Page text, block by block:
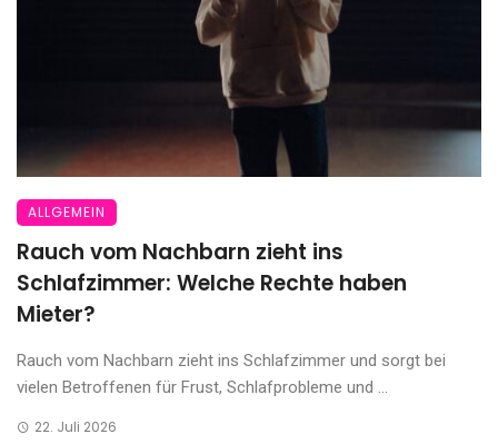
ALLGEMEIN
Rauch vom Nachbarn zieht ins
Schlafzimmer: Welche Rechte haben
Mieter?
Rauch vom Nachbarn zieht ins Schlafzimmer und sorgt bei
vielen Betroffenen für Frust, Schlafprobleme und ...
22. Juli 2026